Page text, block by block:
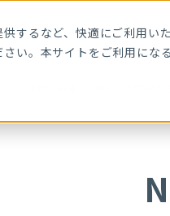
するなど、快適にご利用い
い。本サイトをご利用にな
サー